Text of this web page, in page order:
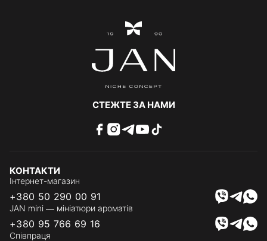
СТЕЖТЕ ЗА НАМИ
КОНТАКТИ
Інтернет-магазин
+380 50 290 00 91
JAN mini — мініатюри ароматів
+380 95 766 69 16
Співпраця